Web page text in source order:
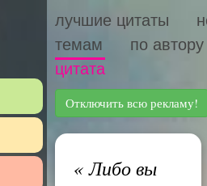
лучшие цитаты
темам
по автору
цитата
Отключить всю рекламу!
«Либо вы